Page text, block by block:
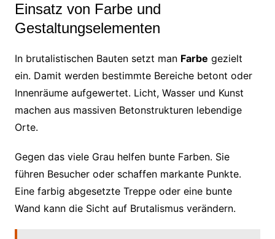
Einsatz von Farbe und
Gestaltungselementen
In brutalistischen Bauten setzt man Farbe gezielt
ein. Damit werden bestimmte Bereiche betont oder
Innenräume aufgewertet. Licht, Wasser und Kunst
machen aus massiven Betonstrukturen lebendige
Orte.
Gegen das viele Grau helfen bunte Farben. Sie
führen Besucher oder schaffen markante Punkte.
Eine farbig abgesetzte Treppe oder eine bunte
Wand kann die Sicht auf Brutalismus verändern.